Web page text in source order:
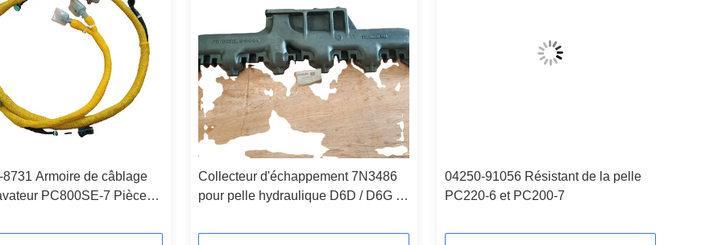
8731 Armoire de câblage
PC800SE-7 Pièces
Collecteur d'échappement 7N3486
pour pelle hydraulique D6D / D6G /
d'échappement
04250-91056 Résistant de la pelle
PC220-6 et PC200-7